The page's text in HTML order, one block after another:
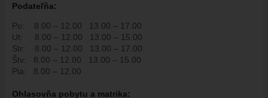
ZVEREJNENIE VYDANÝCH POVOLENÍ NA ROZKOPÁVKY
ROZVOJOVÉ LOKALITY
EURÓPSKE FONDY
PARTICIPATÍVNY ROZPOČET
O VAJNOROCH
Podateľňa:
Po: 8.00 – 12.00
13.00 – 17.00
Ut:
8.00 – 12.00
13.00 – 15.00
Str:
8.00 – 12.00
13.00 – 17.00
Štv:
8.00 – 12.00
13.00 – 15.00
Pia:
8.00 – 12.00
Ohlasovňa pobytu a matrika: